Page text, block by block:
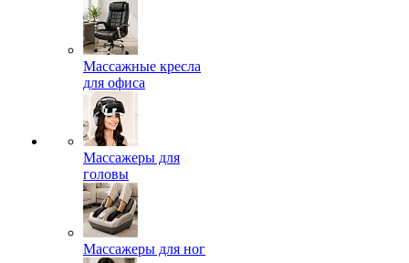
Массажные кресла
для офиса
Массажеры для
головы
Массажеры для ног